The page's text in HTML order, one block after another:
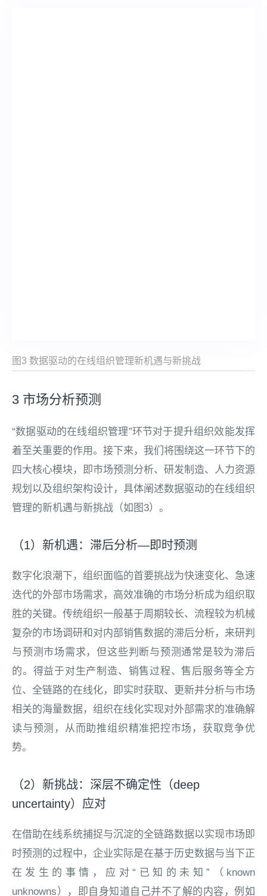
图3 数据驱动的在线组织管理新机遇与新挑战
3 市场分析预测
“数据驱动的在线组织管理”环节对于提升组织效能发挥
着至关重要的作用。接下来，我们将围绕这一环节下的
四大核心模块，即市场预测分析、研发制造、人力资源
规划以及组织架构设计，具体阐述数据驱动的在线组织
管理的新机遇与新挑战（如图3）。
（1）新机遇：滞后分析—即时预测
数字化浪潮下，组织面临的首要挑战为快速变化、急速
迭代的外部市场需求，高效准确的市场分析成为组织取
胜的关键。传统组织一般基于周期较长、流程较为机械
复杂的市场调研和对内部销售数据的滞后分析，来研判
与预测市场需求，但这些判断与预测通常是较为滞后
的。得益于对生产制造、销售过程、售后服务等全方
位、全链路的在线化，即实时获取、更新并分析与市场
相关的海量数据，组织在线化实现对外部需求的准确解
读与预测，从而助推组织精准把控市场，获取竞争优
势。
（2）新挑战：深层不确定性（deep
uncertainty）应对
在借助在线系统捕捉与沉淀的全链路数据以实现市场即
时预测的过程中，企业实际是在基于历史数据与当下正
在发生的事情，应对“已知的未知”（known
unknowns），即自身知道自己并不了解的内容，例如